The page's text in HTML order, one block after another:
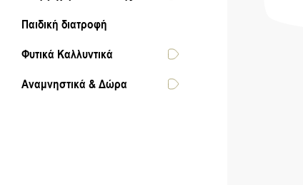
Παιδική διατροφή
Φυτικά Καλλυντικά
Αναμνηστικά & Δώρα